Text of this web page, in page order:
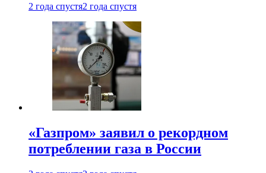
2 года спустя2 года спустя
«Газпром» заявил о рекордном
потреблении газа в России